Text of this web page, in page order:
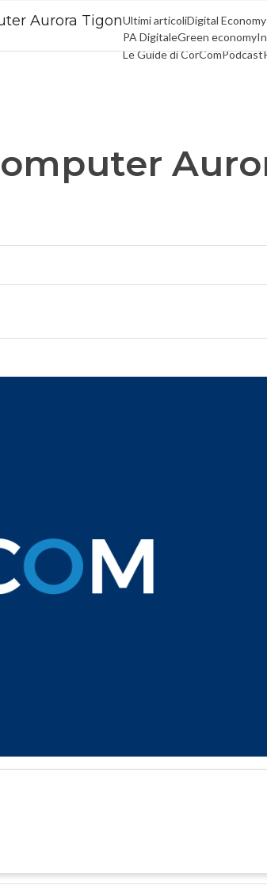
Aurora TigonUltimi articoliDigital Economy
PA DigitaleGreen economy
Le Guide di CorComPodcast